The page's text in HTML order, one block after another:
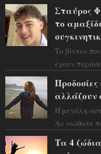
Σταύρος
το
Το βίντεο
έχουν
αλλάζουν
Η μεγάλη
Αν νιώθατε
Τα 4